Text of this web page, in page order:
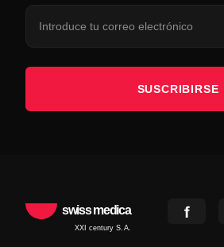
SUSCRIBIRSE
swiss medica
XXI century S.A.